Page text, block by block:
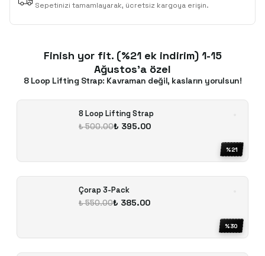
Sepetinizi tamamlayarak, ücretsiz kargoya erişin.
Finish yor fit. (%21 ek indirim) 1-15
Ağustos'a özel
8 Loop Lifting Strap: Kavraman değil, kasların yorulsun!
8 Loop Lifting Strap
₺ 500.00₺ 395.00
%21
Çorap 3-Pack
₺ 550.00₺ 385.00
%30